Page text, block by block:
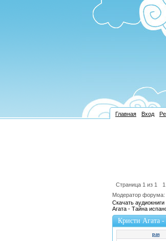
Главная Вход
Страница 1 из 1
1
Модератор форума:
Скачать
Агата - Тайна
Кристи Агата
pas